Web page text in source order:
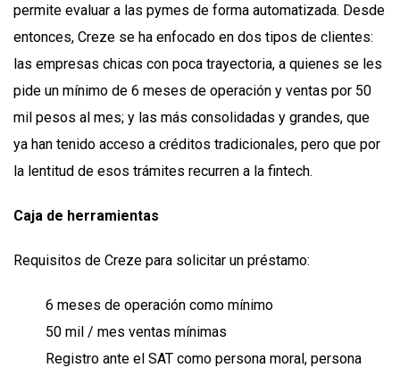
permite evaluar a las pymes de forma automatizada. Desde
entonces, Creze se ha enfocado en dos tipos de clientes:
las empresas chicas con poca trayectoria, a quienes se les
pide un mínimo de 6 meses de operación y ventas por 50
mil pesos al mes; y las más consolidadas y grandes, que
ya han tenido acceso a créditos tradicionales, pero que por
la lentitud de esos trámites recurren a la fintech.
Caja de herramientas
Requisitos de Creze para solicitar un préstamo:
6 meses de operación como mínimo
50 mil / mes ventas mínimas
Registro ante el SAT como persona moral, persona